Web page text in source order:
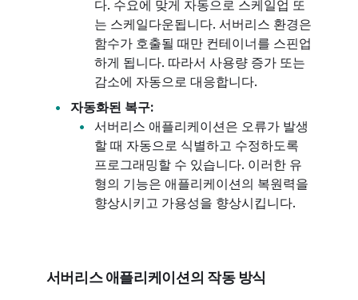
다. 수요에 맞게 자동으로 스케일업 또
는 스케일다운됩니다. 서버리스 환경은
함수가 호출될 때만 컨테이너를 스핀업
하게 됩니다. 따라서 사용량 증가 또는
감소에 자동으로 대응합니다.
자동화된 복구:
서버리스 애플리케이션은 오류가 발생
할 때 자동으로 식별하고 수정하도록
프로그래밍할 수 있습니다. 이러한 유
형의 기능은 애플리케이션의 복원력을
향상시키고 가용성을 향상시킵니다.
서버리스 애플리케이션의 작동 방식